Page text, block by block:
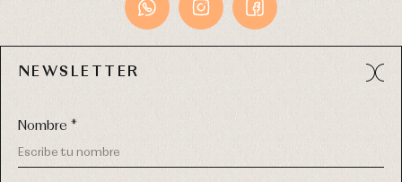
Avda. Príncipe de Asturias, 13 - Bajo.
NEWSLETTER
Nombre *